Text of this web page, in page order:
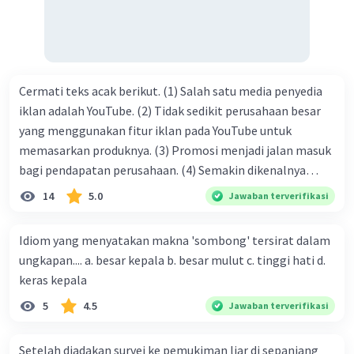
Cermati teks acak berikut. (1) Salah satu media penyedia
iklan adalah YouTube. (2) Tidak sedikit perusahaan besar
yang menggunakan fitur iklan pada YouTube untuk
memasarkan produknya. (3) Promosi menjadi jalan masuk
bagi pendapatan perusahaan. (4) Semakin dikenalnya
suatu produk oleh konsumen, semakin besar pula peluang
perusahaan kepada konsumen. Urutan yang tepat agar
menjadi teks eksposisi yang padu adalah .... A. (1)-(2)-(3)-
(4)-(5) B. (2)-(1)-(3)-(4)-(5) C. (3)-(1)-(2)-(5)-(4) D. (3)-(5)-
(4)-(1)-(2) E. (5)-(1)-(3)-(4)-(2)
14 5.0 Jawaban terverifikasi
Idiom yang menyatakan makna 'sombong' tersirat dalam
ungkapan.... a. besar kepala b. besar mulut c. tinggi hati d.
keras kepala
5 4.5 Jawaban terverifikasi
Setelah diadakan survei ke pemukiman liar di sepanjang